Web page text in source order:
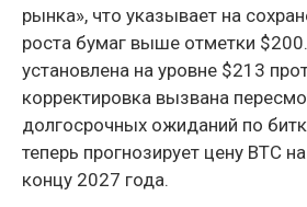
рынка», что указывает на
роста бумаг выше отметки
установлена на уровне $213
корректировка вызвана
долгосрочных ожиданий по
теперь прогнозирует цену BTC
концу 2027 года.